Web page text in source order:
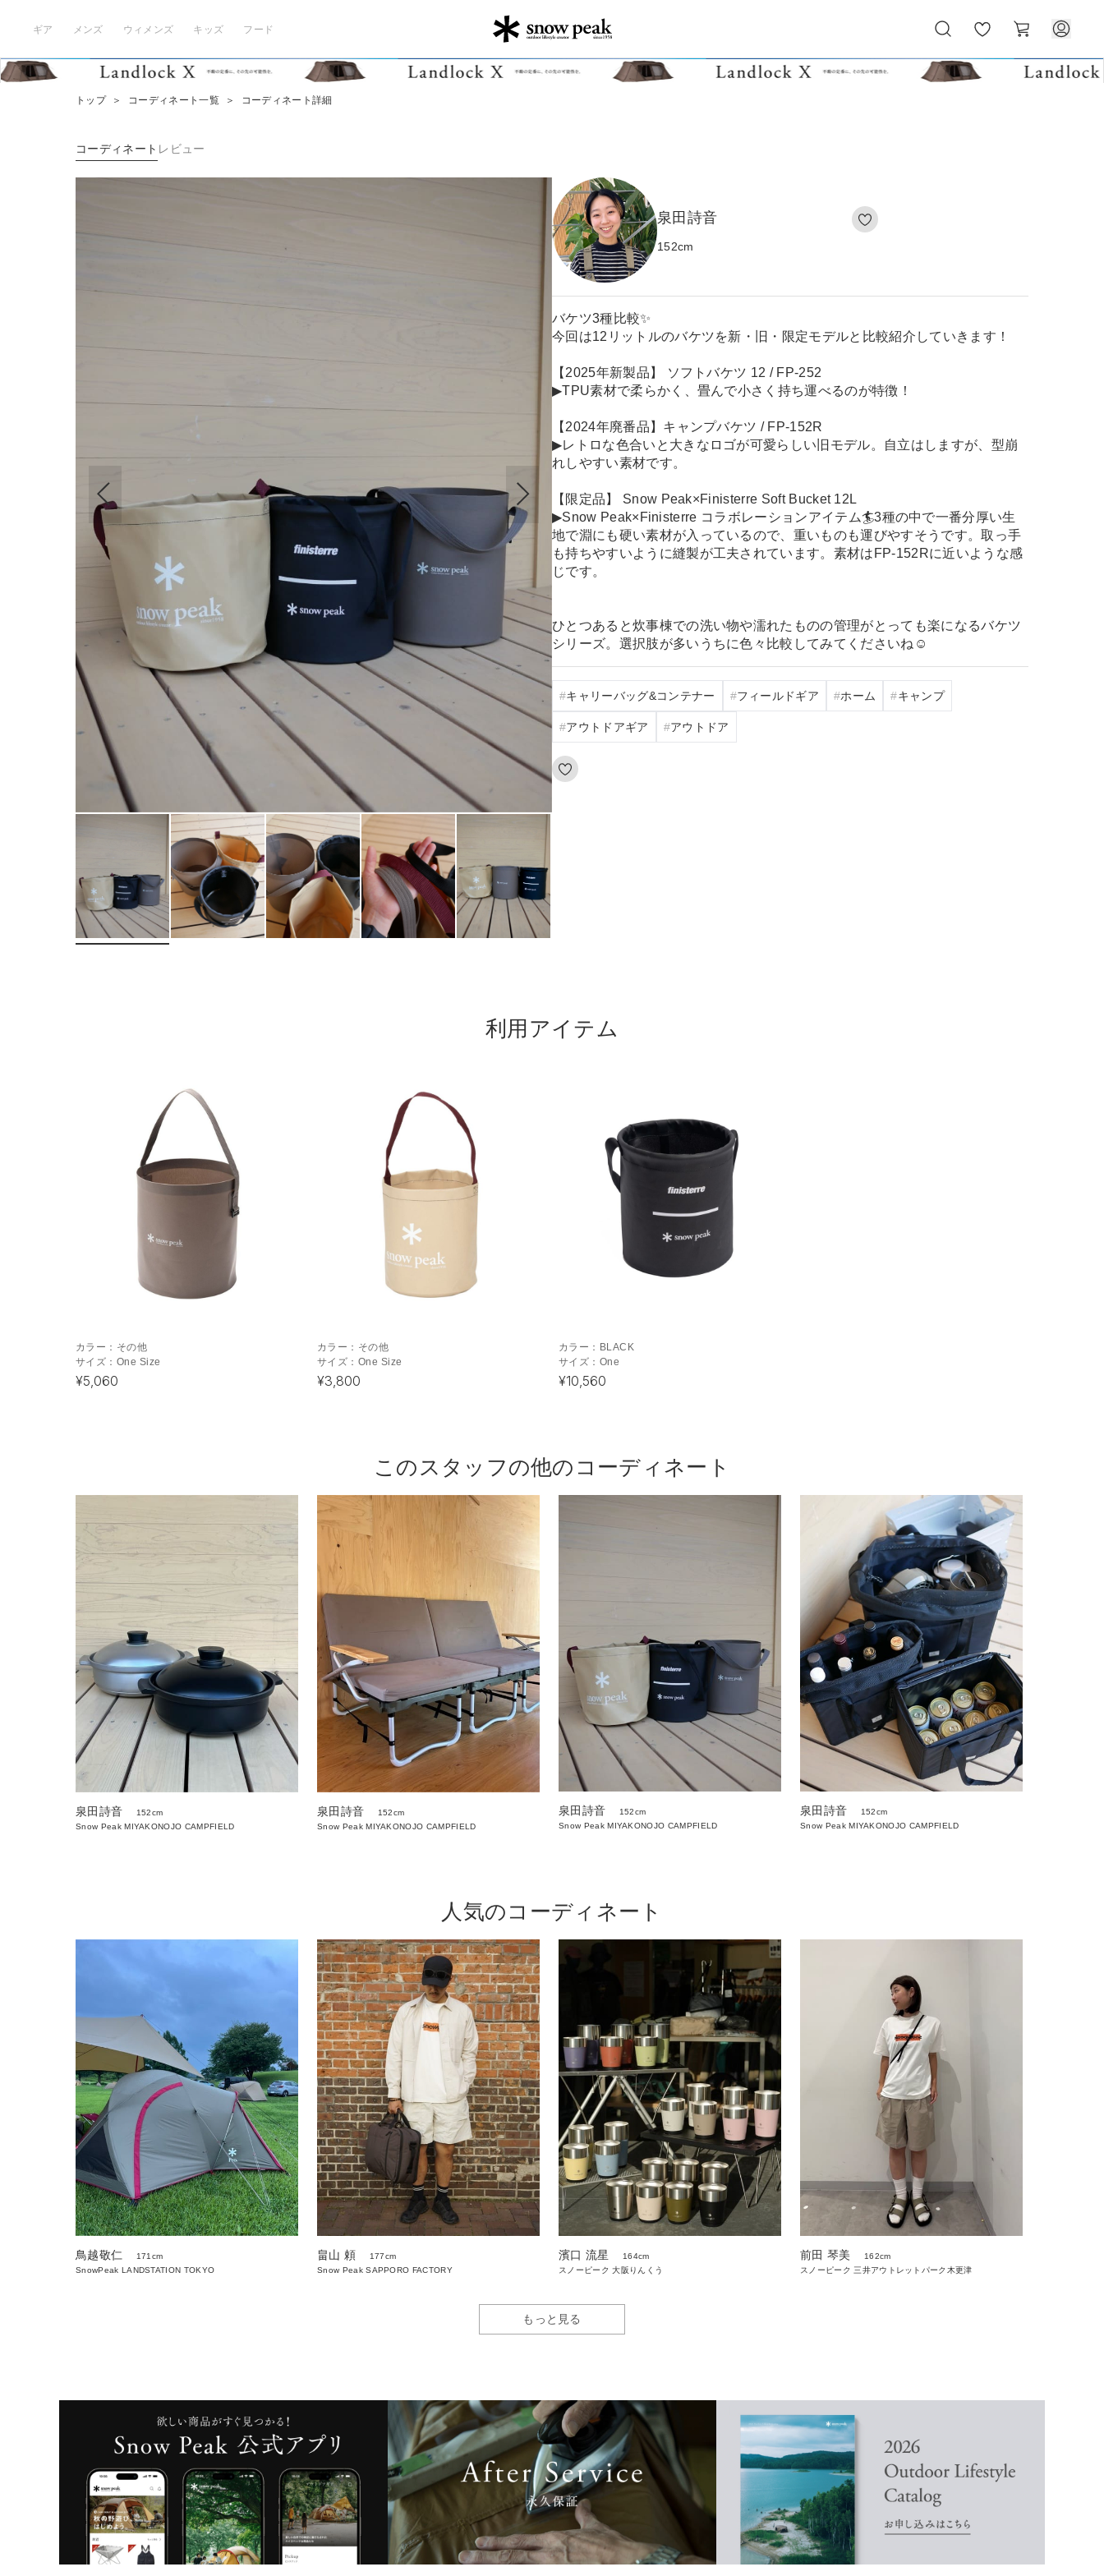
ギア メンズ ウィメンズ キッズ フード
気
に
ー
ト
トップ ＞ コーディネート一覧 ＞ コーディネート詳細
コーディネート レビュー
泉田詩音
152cm
バケツ3種比較✨
今回は12リットルのバケツを新・旧・限定モデルと比較紹介していきます！
【2025年新製品】 ソフトバケツ 12 / FP-252
▶TPU素材で柔らかく、畳んで小さく持ち運べるのが特徴！
【2024年廃番品】キャンプバケツ / FP-152R
▶レトロな色合いと大きなロゴが可愛らしい旧モデル。自立はしますが、型崩
れしやすい素材です。
【限定品】 Snow Peak×Finisterre Soft Bucket 12L
▶Snow Peak×Finisterre コラボレーションアイテム🏄3種の中で一番分厚い生
地で淵にも硬い素材が入っているので、重いものも運びやすそうです。取っ手
も持ちやすいように縫製が工夫されています。素材はFP-152Rに近いような感
じです。
ひとつあると炊事棟での洗い物や濡れたものの管理がとっても楽になるバケツ
シリーズ。選択肢が多いうちに色々比較してみてくださいね☺
キャリーバッグ&コンテナー フィールドギア ホーム キャンプ
アウトドアギア アウトドア
利用アイテム
カラー： その他
サイズ： One Size
¥5,060
カラー： その他
サイズ： One Size
¥3,800
カラー： BLACK
サイズ： One
¥10,560
このスタッフの他のコーディネート
泉田詩音
152cm
Snow Peak MIYAKONOJO CAMPFIELD
泉田詩音
152cm
Snow Peak MIYAKONOJO CAMPFIELD
泉田詩音
152cm
Snow Peak MIYAKONOJO CAMPFIELD
泉田詩音
152cm
Snow Peak MIYAKONOJO CAMPFIELD
人気のコーディネート
鳥越敬仁
171cm
SnowPeak LANDSTATION TOKYO
畠山 頼
177cm
Snow Peak SAPPORO FACTORY
濱口 流星
164cm
スノーピーク 大阪りんくう
前田 琴美
162cm
スノーピーク 三井アウトレットパーク木更津
もっと見る